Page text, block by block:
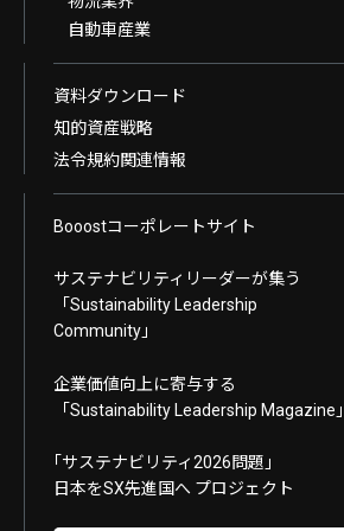
自動車産業
資料ダウンロード
知的資産戦略
法令規約関連情報
Booostコーポレートサイト
サステナビリティリーダーが集う
「Sustainability Leadership
Community」
企業価値向上に寄与する
「Sustainability Leadership Magazine」
｢サステナビリティ2026問題｣
日本をSX先進国へ プロジェクト